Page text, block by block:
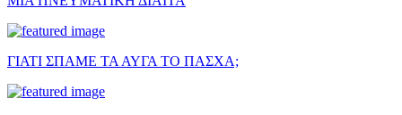
ΓΙΑΤΙ ΣΠΑΜΕ ΤΑ ΑΥΓΑ ΤΟ ΠΑΣΧΑ;